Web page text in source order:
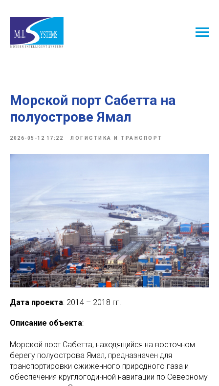
Морской порт Сабетта на
полуострове Ямал
2026-05-12 17:22 ЛОГИСТИКА И ТРАНСПОРТ
Дата проекта: 2014 – 2018 гг.
Описание объекта:
Морской порт Сабетта, находящийся на восточном
берегу полуострова Ямал, предназначен для
транспортировки сжиженного природного газа и
обеспечения круглогодичной навигации по Северному